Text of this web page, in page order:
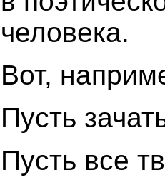
человека.
Вот,
Пусть
Пусть все